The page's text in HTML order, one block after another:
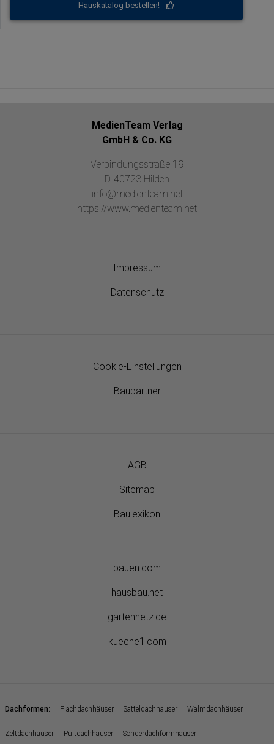
Hauskatalog bestellen!
MedienTeam Verlag
GmbH & Co. KG
Verbindungsstraße 19
D-40723 Hilden
info@medienteam.net
https://www.medienteam.net
Impressum
Datenschutz
Cookie-Einstellungen
Baupartner
AGB
Sitemap
Baulexikon
bauen.com
hausbau.net
gartennetz.de
kueche1.com
Dachformen: Flachdachhäuser Satteldachhäuser Walmdachhäuser
Zeltdachhäuser Pultdachhäuser Sonderdachformhäuser